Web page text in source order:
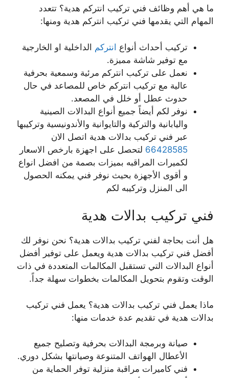
ما هي أهم وظائف فني تركيب انتركم هدية؟ تتعدد
المهام التي يقدمها فني تركيب انتركم هدية ومنها:
تركيب أحداث أنواع انتركم الداخلية او الخارجية
مع توفير شاشة مميزة.
نعمل على تركيب انتركم مرئية وسمعية بحرفية
عالية مع تركيب انتركم خاص للمصاعد في حال
حدوث عطل أو خلل في المصعد.
نوفر لكم أيضاً جميع أنواع البدالات الصينية
واليابانية والتركية والتايوانية والأندونيسية وتركيبها
عبر فني تركيب بدالات هدية اتصل الان
66428585 لتحصل على اجهزة بارخص الاسعار
لكميرات المراقبه بميزات بصمة من افضل انواع
و أقوى الأجهزة بحيث نوفر فني يمكنه الحصول
الى المنزل وتركيبه لكم
فني تركيب بدالات هدية
هل أنت بحاجة لفني تركيب بدالات هدية؟ نحن نوفر لك
أفضل فني تركيب بدالات هدية ويعمل على توفير أفضل
أنواع البدالات التي تستقبل المكالمات المتعددة في ذات
الوقت وتقوم بتحويل المكالمات بخطوات سهلة جداً.
ماذا يعمل فني تركيب بدالات هدية؟ يعمل فني تركيب
بدالات هدية في تقديم عدة خدمات منها:
صيانة وبرمجة البدالات بحرفية وتصليح جميع
الأعطال الهواتف المتنوعة وصيانتها بشكل دوري.
فني كاميرات مراقبة منزلية توفر الحماية من